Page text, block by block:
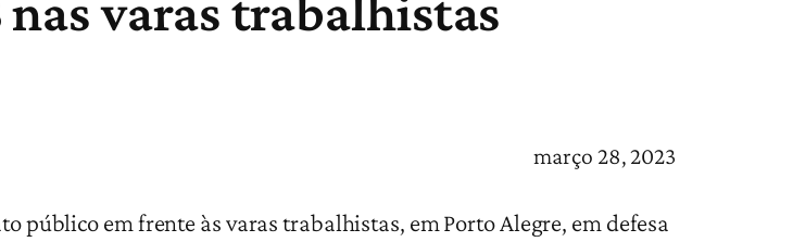
março 28, 2023
público em frente às varas trabalhistas, em Porto Alegre, em defesa